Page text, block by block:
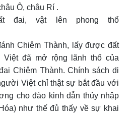
Ô, châu Rí .
đai, vật lên phong thổ
Chiêm Thành, lấy được đất
Việt đã mở rộng lãnh thổ của
Chiêm Thành. Chính sách di
Việt chỉ thật sự bắt đầu với
cho đào kinh dẫn thủy nhập
như thế đủ thấy về sự khai